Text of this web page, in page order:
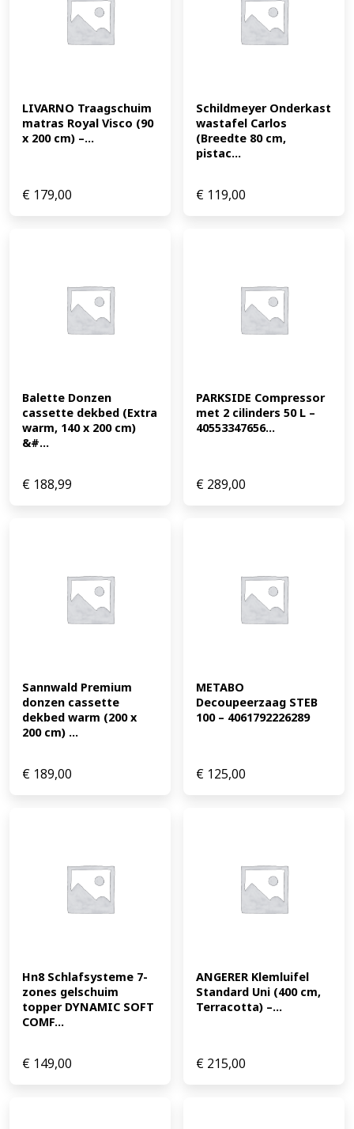
LIVARNO Traagschuim
matras Royal Visco (90
x 200 cm) –...
€ 179,00
Schildmeyer Onderkast
wastafel Carlos
(Breedte 80 cm,
pistac...
€ 119,00
Balette Donzen
cassette dekbed (Extra
warm, 140 x 200 cm)
&#...
€ 188,99
PARKSIDE Compressor
met 2 cilinders 50 L –
40553347656...
€ 289,00
Sannwald Premium
donzen cassette
dekbed warm (200 x
200 cm) ...
€ 189,00
METABO
Decoupeerzaag STEB
100 – 4061792226289
€ 125,00
Hn8 Schlafsysteme 7-
zones gelschuim
topper DYNAMIC SOFT
COMF...
€ 149,00
ANGERER Klemluifel
Standard Uni (400 cm,
Terracotta) –...
€ 215,00